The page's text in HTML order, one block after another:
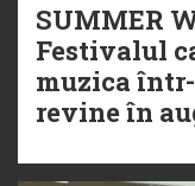
SUMMER
Festivalul
muzica
revine în